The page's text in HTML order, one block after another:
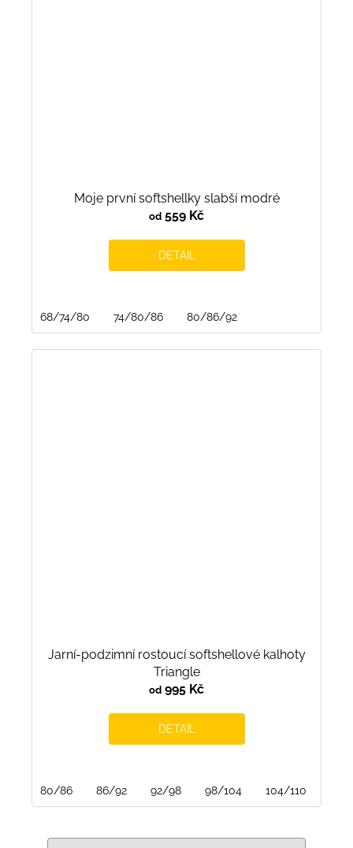
Moje první softshellky slabší modré
od 559 Kč
DETAIL
68/74/80 74/80/86 80/86/92
Jarní-podzimní rostoucí softshellové kalhoty
Triangle
od 995 Kč
DETAIL
80/86 86/92 92/98 98/104 104/110